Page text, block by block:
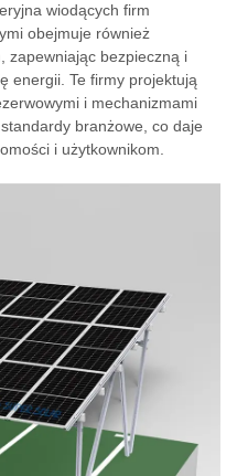
wiodących firm
obejmuje również
zapewniając bezpieczną i
energii. Te firmy projektują
i mechanizmami
branżowe, co daje
i użytkownikom.